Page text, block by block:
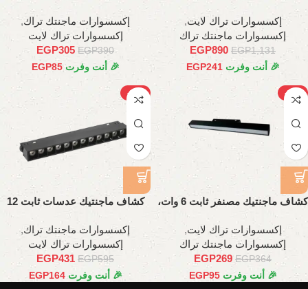
إكسسوارات تراك لايت,
إكسسوارات ماجنتك تراك
EGP1,131
EGP890
🎉 أنت وفرت EGP241
إكسسوارات ماجنتك تراك,
إكسسوارات تراك لايت
EGP390
EGP305
🎉 أنت وفرت EGP85
-26%
كشاف ماجنتيك مصنفر ثابت 6 وات،
11 سم
إكسسوارات تراك لايت,
إكسسوارات ماجنتك تراك
EGP364
EGP269
🎉 أنت وفرت EGP95
-28%
كشاف ماجنتيك عدسات ثابت 12
إكسسوارات ماجنتك تراك,
إكسسوارات تراك لايت
EGP595
EGP431
🎉 أنت وفرت EGP164